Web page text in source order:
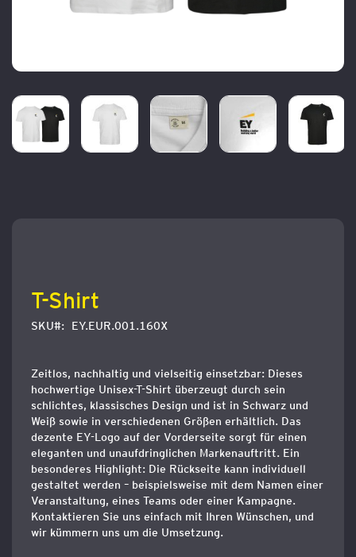
T-Shirt
SKU EY.EUR.001.160X
Zeitlos, nachhaltig und vielseitig einsetzbar: Dieses
hochwertige Unisex-T-Shirt überzeugt durch sein
schlichtes, klassisches Design und ist in Schwarz und
Weiß sowie in verschiedenen Größen erhältlich. Das
dezente EY-Logo auf der Vorderseite sorgt für einen
eleganten und unaufdringlichen Markenauftritt. Ein
besonderes Highlight: Die Rückseite kann individuell
gestaltet werden – beispielsweise mit dem Namen einer
Veranstaltung, eines Teams oder einer Kampagne.
Kontaktieren Sie uns einfach mit Ihren Wünschen, und
wir kümmern uns um die Umsetzung.